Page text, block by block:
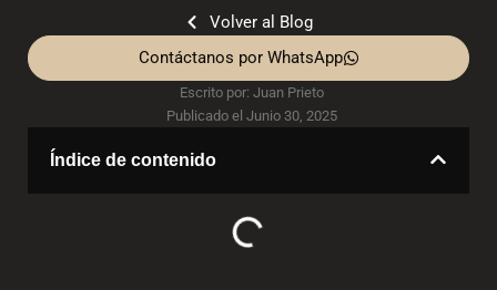
Volver al Blog
Contáctanos por WhatsApp
Escrito por: Juan Prieto
Publicado el Junio 30, 2025
Índice de contenido